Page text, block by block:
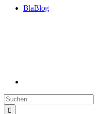
BlaBlog
Suche
nach: